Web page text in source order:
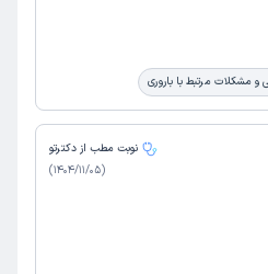
و مشکلات مرتبط با باروری
نوبت مطب از دکترتو
(
1404/11/05
)